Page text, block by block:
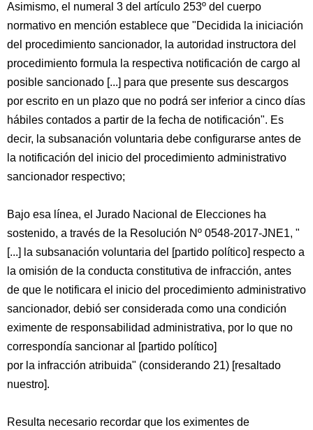
Asimismo, el numeral 3 del artículo 253º del cuerpo
normativo en mención establece que "Decidida la iniciación
del procedimiento sancionador, la autoridad instructora del
procedimiento formula la respectiva notificación de cargo al
posible sancionado [...] para que presente sus descargos
por escrito en un plazo que no podrá ser inferior a cinco días
hábiles contados a partir de la fecha de notificación". Es
decir, la subsanación voluntaria debe configurarse antes de
la notificación del inicio del procedimiento administrativo
sancionador respectivo;
Bajo esa línea, el Jurado Nacional de Elecciones ha
sostenido, a través de la Resolución Nº 0548-2017-JNE1, "
[...] la subsanación voluntaria del [partido político] respecto a
la omisión de la conducta constitutiva de infracción, antes
de que le notificara el inicio del procedimiento administrativo
sancionador, debió ser considerada como una condición
eximente de responsabilidad administrativa, por lo que no
correspondía sancionar al [partido político]
por la infracción atribuida" (considerando 21) [resaltado
nuestro].
Resulta necesario recordar que los eximentes de